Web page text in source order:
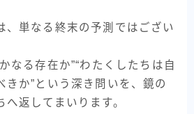
、単なる終末の予測ではござい
なる存在か”“わたくしたちは自
きか”という深き問いを、鏡の
返してまいります。